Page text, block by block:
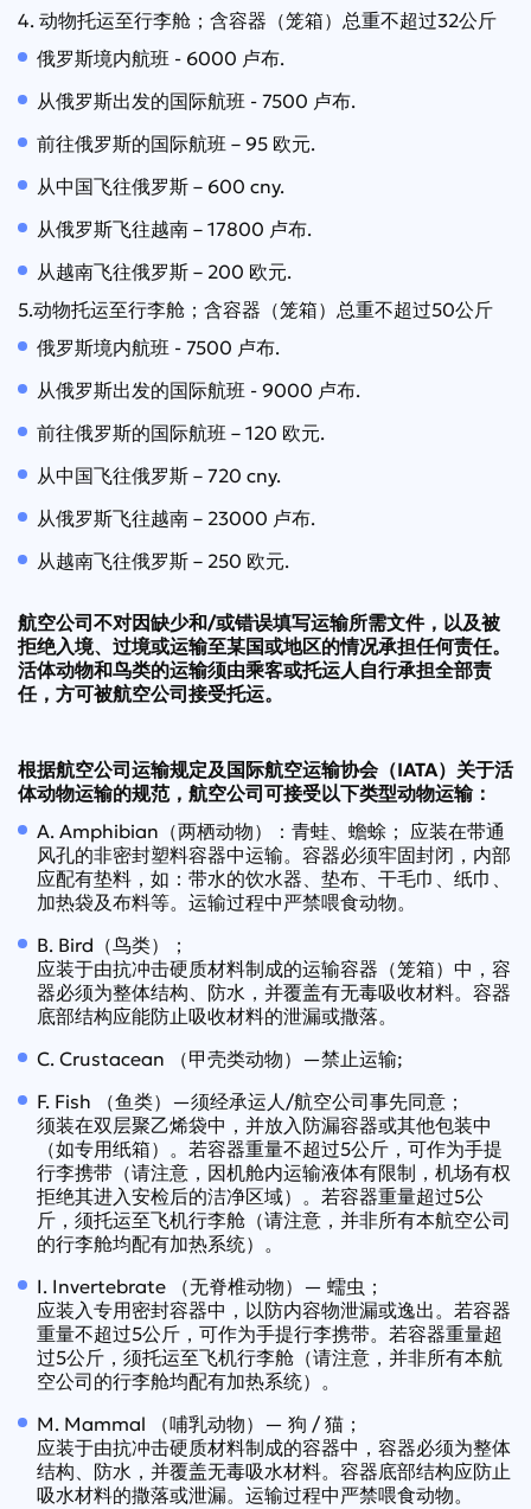
4. 动物托运至行李舱；含容器（笼箱）总重不超过32公斤
俄罗斯境内航班 - 6000 卢布.
从俄罗斯出发的国际航班 - 7500 卢布.
前往俄罗斯的国际航班 – 95 欧元.
从中国飞往俄罗斯 – 600 cny.
从俄罗斯飞往越南 – 17800 卢布.
从越南飞往俄罗斯 – 200 欧元.
5.动物托运至行李舱；含容器（笼箱）总重不超过50公斤
俄罗斯境内航班 - 7500 卢布.
从俄罗斯出发的国际航班 - 9000 卢布.
前往俄罗斯的国际航班 – 120 欧元.
从中国飞往俄罗斯 – 720 cny.
从俄罗斯飞往越南 – 23000 卢布.
从越南飞往俄罗斯 – 250 欧元.
航空公司不对因缺少和/或错误填写运输所需文件，以及被
拒绝入境、过境或运输至某国或地区的情况承担任何责任。
活体动物和鸟类的运输须由乘客或托运人自行承担全部责
任，方可被航空公司接受托运。
根据航空公司运输规定及国际航空运输协会（IATA）关于活
体动物运输的规范，航空公司可接受以下类型动物运输：
A. Amphibian（两栖动物）：青蛙、蟾蜍； 应装在带通
风孔的非密封塑料容器中运输。容器必须牢固封闭，内部
应配有垫料，如：带水的饮水器、垫布、干毛巾、纸巾、
加热袋及布料等。运输过程中严禁喂食动物。
B. Bird（鸟类）；
应装于由抗冲击硬质材料制成的运输容器（笼箱）中，容
器必须为整体结构、防水，并覆盖有无毒吸收材料。容器
底部结构应能防止吸收材料的泄漏或撒落。
C. Crustacean （甲壳类动物）—禁止运输;
F. Fish （鱼类）—须经承运人/航空公司事先同意；
须装在双层聚乙烯袋中，并放入防漏容器或其他包装中
（如专用纸箱）。若容器重量不超过5公斤，可作为手提
行李携带（请注意，因机舱内运输液体有限制，机场有权
拒绝其进入安检后的洁净区域）。若容器重量超过5公
斤，须托运至飞机行李舱（请注意，并非所有本航空公司
的行李舱均配有加热系统）。
I. Invertebrate （无脊椎动物）— 蠕虫；
应装入专用密封容器中，以防内容物泄漏或逸出。若容器
重量不超过5公斤，可作为手提行李携带。若容器重量超
过5公斤，须托运至飞机行李舱（请注意，并非所有本航
空公司的行李舱均配有加热系统）。
M. Mammal （哺乳动物）— 狗 / 猫；
应装于由抗冲击硬质材料制成的容器中，容器必须为整体
结构、防水，并覆盖无毒吸水材料。容器底部结构应防止
吸水材料的撒落或泄漏。运输过程中严禁喂食动物。